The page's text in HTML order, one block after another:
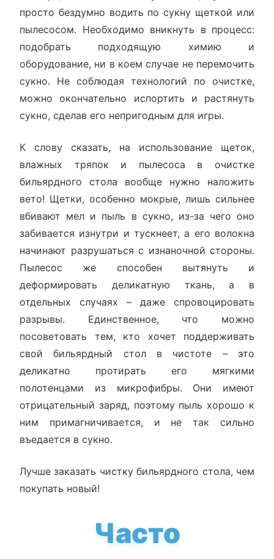
просто бездумно водить по сукну щеткой или
пылесосом. Необходимо вникнуть в процесс:
подобрать подходящую химию и
оборудование, ни в коем случае не перемочить
сукно. Не соблюдая технологий по очистке,
можно окончательно испортить и растянуть
сукно, сделав его непригодным для игры.
К слову сказать, на использование щеток,
влажных тряпок и пылесоса в очистке
бильярдного стола вообще нужно наложить
вето! Щетки, особенно мокрые, лишь сильнее
вбивают мел и пыль в сукно, из-за чего оно
забивается изнутри и тускнеет, а его волокна
начинают разрушаться с изнаночной стороны.
Пылесос же способен вытянуть и
деформировать деликатную ткань, а в
отдельных случаях – даже спровоцировать
разрывы. Единственное, что можно
посоветовать тем, кто хочет поддерживать
свой бильярдный стол в чистоте – это
деликатно протирать его мягкими
полотенцами из микрофибры. Они имеют
отрицательный заряд, поэтому пыль хорошо к
ним примагничивается, и не так сильно
въедается в сукно.
Лучше заказать чистку бильярдного стола, чем
покупать новый!
Часто